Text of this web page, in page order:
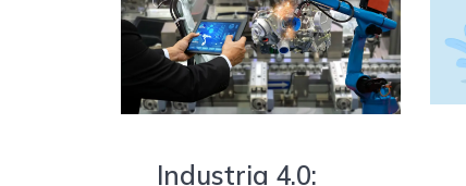
Industria 4.0: